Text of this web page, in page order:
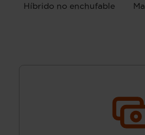
Híbrido no enchufable